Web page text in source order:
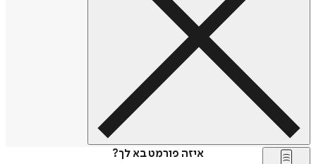
איזה פורמט בא לך?